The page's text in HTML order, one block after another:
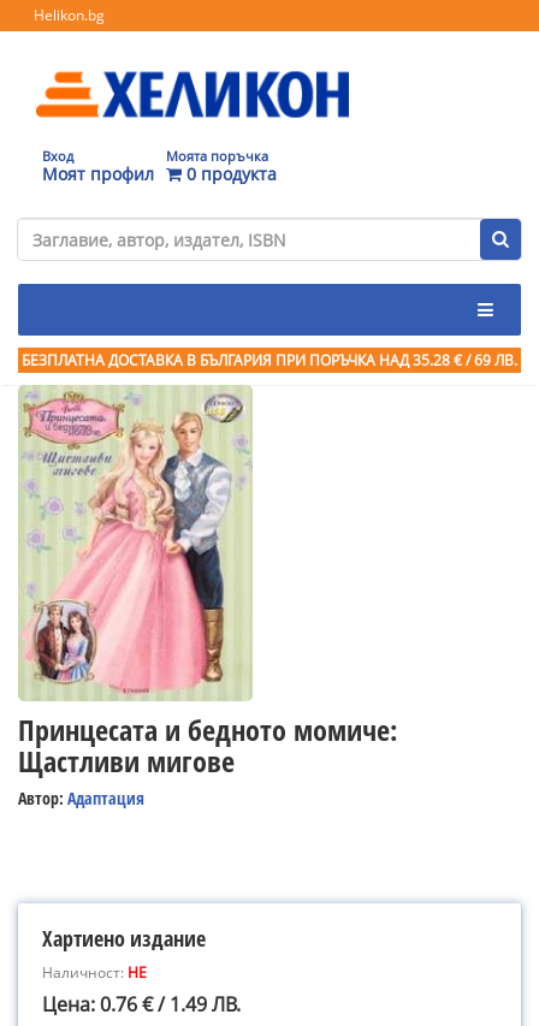
Helikon.bg
Вход
Моят профил
Моята поръчка
0 продукта
БЕЗПЛАТНА ДОСТАВКА В БЪЛГАРИЯ ПРИ ПОРЪЧКА НАД 35.28 € / 69 ЛВ.
Принцесата и бедното момиче:
Щастливи мигове
Автор: Адаптация
Хартиено издание
Наличност: НЕ
Цена: 0.76 € / 1.49 ЛВ.